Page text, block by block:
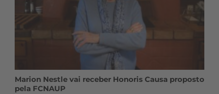
Marion Nestle vai receber Honoris Causa proposto
pela FCNAUP